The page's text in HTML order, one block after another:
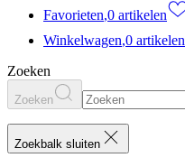
Favorieten,0 artikelen
Winkelwagen,0 artikelen
Zoeken
Zoeken
Zoekbalk sluiten